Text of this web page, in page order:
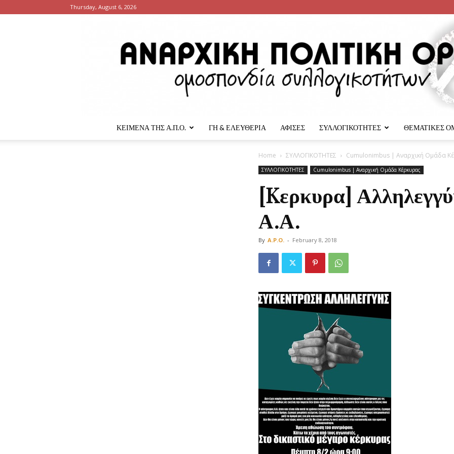
Thursday, August 6, 2026
ΚΕΙΜΕΝΑ ΤΗΣ Α.Π.Ο. ΓΗ & ΕΛΕΥΘΕΡΙΑ ΑΦΙΣΕΣ ΣΥΛΛΟΓΙΚΟΤΗΤΕΣ ΘΕΜΑΤΙΚΕΣ
Home ΣΥΛΛΟΓΙΚΟΤΗΤΕΣ Cumulonimbus | Αναρχική Ομάδα
ΣΥΛΛΟΓΙΚΟΤΗΤΕΣ Cumulonimbus | Αναρχική Ομάδα Κέρκυρας
[Kερκυρα]
Α.Α.
By A.P.O. - February 8, 2018